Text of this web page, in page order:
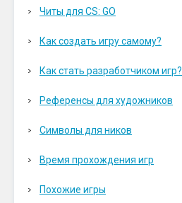
Читы для CS: GO
Как создать игру самому?
Как стать разработчиком игр?
Референсы для художников
Символы для ников
Время прохождения игр
Похожие игры